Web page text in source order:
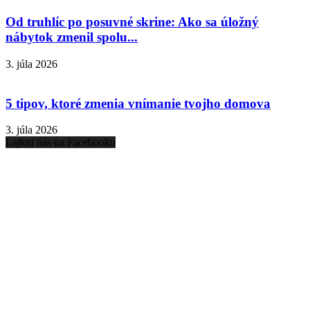
Od truhlíc po posuvné skrine: Ako sa úložný
nábytok zmenil spolu...
3. júla 2026
5 tipov, ktoré zmenia vnímanie tvojho domova
3. júla 2026
Lajkni nás na Facebooku